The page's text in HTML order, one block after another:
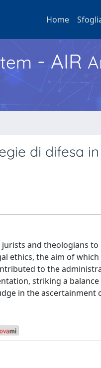
Home
- AIR
di difesa
and theologians to
ethics, the aim of which
to the
striking a balance
in the ascertainment